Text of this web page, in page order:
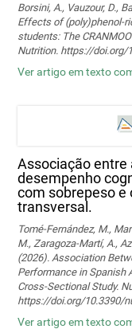
Borsini, A., Vauzour, D.,
Effects of (poly)phenol-
students: The
Nutrition. https://doi.org/
Ver artigo em texto
Associação entre
desempenho
com sobrepeso e
transversal.
Tomé-Fernández, M.,
M., Zaragoza-Martí, A.,
(2026). Association
Performance in Spanish
Cross-Sectional Study.
https://doi.org/10.3390/
Ver artigo em texto